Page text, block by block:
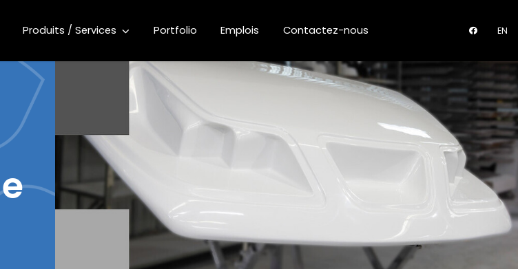
Produits / Services Portfolio Emplois Contactez-nous EN